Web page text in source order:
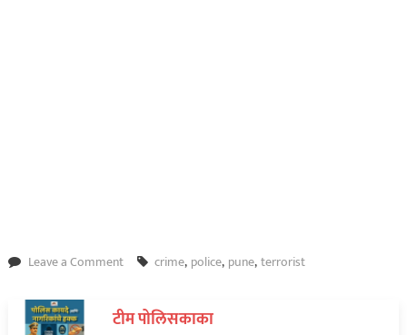
Leave a Commenton
आणखी
crime, police, pune,terrorist
टीम पोलिसकाका